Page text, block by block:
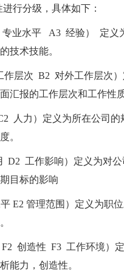
行分级，具体如下：
业水平 A3 经验） 定义
技术技能。
作层次 B2 对外工作层次
汇报的工作层次和工作性
人力）定义为所在公司的
。
D2 工作影响）定义为对公
目标的影响
E2 管理范围）定义为职
创造性 F3 工作环境）
能力，创造性。